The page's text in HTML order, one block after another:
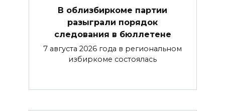
В облизбиркоме партии
разыграли порядок
следования в бюллетене
7 августа 2026 года в региональном
избиркоме состоялась